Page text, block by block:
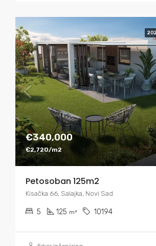
€340,000
€2,720/m2
Petosoban 125m2
Kisačka 66, Salajka, Novi Sad
5 125 m² 10194